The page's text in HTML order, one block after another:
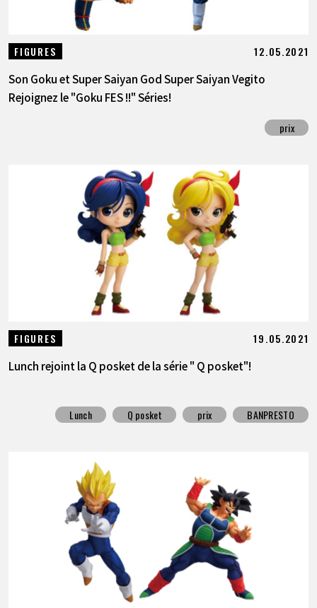
FIGURES 12.05.2021
Son Goku et Super Saiyan God Super Saiyan Vegito
Rejoignez le "Goku FES !!" Séries!
prix
FIGURES 19.05.2021
Lunch rejoint la Q posket de la série " Q posket"!
Lunch Q posket prix BANPRESTO